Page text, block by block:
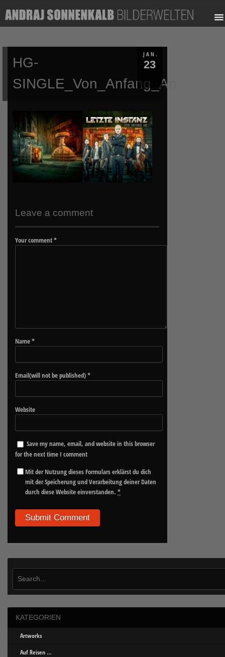
JAN.
23
HG-
SINGLE_Von_Anfang_An
Leave a comment
Your comment*
Name*
Email(will not be published)*
Website
Save my name, email, and website in this browser
for the next time I comment
Mit der Nutzung dieses Formulars erklärst du dich
mit der Speicherung und Verarbeitung deiner Daten
durch diese Website einverstanden.*
KATEGORIEN
Artworks
Auf Reisen …